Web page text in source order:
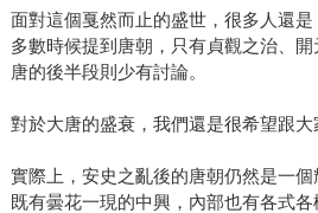
面對這個戛然而止的盛世，很多人還
多數時候提到唐朝，只有貞觀之治、
唐的後半段則少有討論。
對於大唐的盛衰，我們還是很希望跟大
實際上，安史之亂後的唐朝仍然是一個
既有曇花一現的中興，內部也有各式